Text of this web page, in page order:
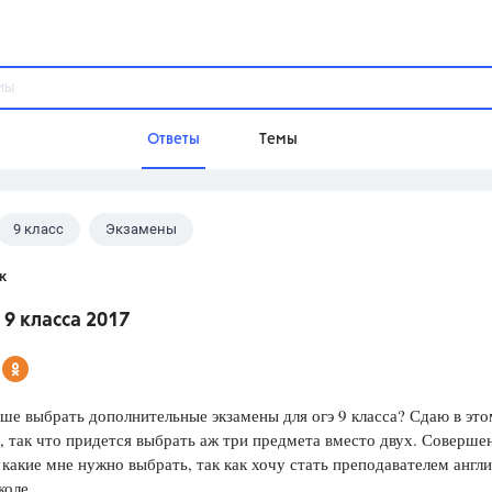
Ответы Темы
Разумовская М.М.,Габриелян
9 класс Экзамены
класса 2017
выбрать дополнительные экзамены для огэ 9 класса? Сдаю в
так что придется выбрать аж три предмета вместо двух.
мне нужно выбрать, так как хочу стать преподавателем